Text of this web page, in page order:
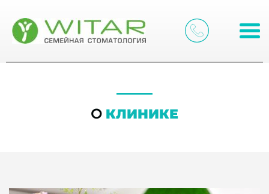
О КЛИНИКЕ